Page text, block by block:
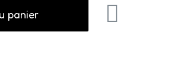
panier